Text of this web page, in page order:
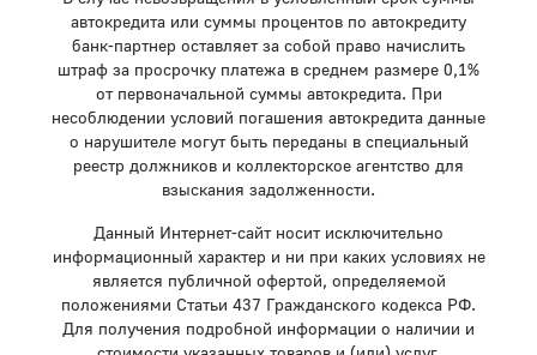
автокредита или суммы процентов по автокредиту
банк-партнер оставляет за собой право начислить
штраф за просрочку платежа в среднем размере 0,1%
от первоначальной суммы автокредита. При
несоблюдении условий погашения автокредита данные
о нарушителе могут быть переданы в специальный
реестр должников и коллекторское агентство для
взыскания задолженности.
Данный Интернет-сайт носит исключительно
информационный характер и ни при каких условиях не
является публичной офертой, определяемой
положениями Статьи 437 Гражданского кодекса РФ.
Для получения подробной информации о наличии и